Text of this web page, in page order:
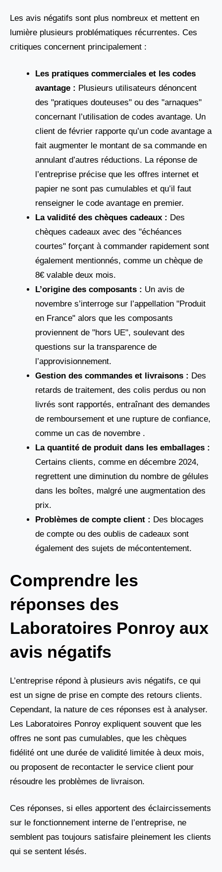
Les avis négatifs sont plus nombreux et mettent en
lumière plusieurs problématiques récurrentes. Ces
critiques concernent principalement :
Les pratiques commerciales et les codes
avantage : Plusieurs utilisateurs dénoncent
des "pratiques douteuses" ou des "arnaques"
concernant l’utilisation de codes avantage. Un
client de février rapporte qu’un code avantage a
fait augmenter le montant de sa commande en
annulant d’autres réductions. La réponse de
l’entreprise précise que les offres internet et
papier ne sont pas cumulables et qu’il faut
renseigner le code avantage en premier.
La validité des chèques cadeaux : Des
chèques cadeaux avec des "échéances
courtes" forçant à commander rapidement sont
également mentionnés, comme un chèque de
8€ valable deux mois.
L’origine des composants : Un avis de
novembre s’interroge sur l’appellation "Produit
en France" alors que les composants
proviennent de "hors UE", soulevant des
questions sur la transparence de
l’approvisionnement.
Gestion des commandes et livraisons : Des
retards de traitement, des colis perdus ou non
livrés sont rapportés, entraînant des demandes
de remboursement et une rupture de confiance,
comme un cas de novembre .
La quantité de produit dans les emballages :
Certains clients, comme en décembre 2024,
regrettent une diminution du nombre de gélules
dans les boîtes, malgré une augmentation des
prix.
Problèmes de compte client : Des blocages
de compte ou des oublis de cadeaux sont
également des sujets de mécontentement.
Comprendre les
réponses des
Laboratoires Ponroy aux
avis négatifs
L’entreprise répond à plusieurs avis négatifs, ce qui
est un signe de prise en compte des retours clients.
Cependant, la nature de ces réponses est à analyser.
Les Laboratoires Ponroy expliquent souvent que les
offres ne sont pas cumulables, que les chèques
fidélité ont une durée de validité limitée à deux mois,
ou proposent de recontacter le service client pour
résoudre les problèmes de livraison.
Ces réponses, si elles apportent des éclaircissements
sur le fonctionnement interne de l’entreprise, ne
semblent pas toujours satisfaire pleinement les clients
qui se sentent lésés.